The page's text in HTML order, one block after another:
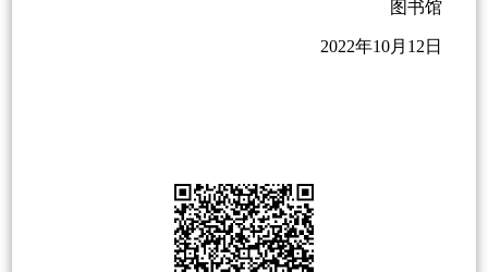
图书馆
2022年10月12日